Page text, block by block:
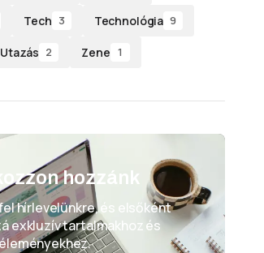
Tech 3 Technológia 9
Utazás 2 Zene 1
hozzánk
fel hírlevelünkre, és elsőként
exkluzív tartalmakhoz és